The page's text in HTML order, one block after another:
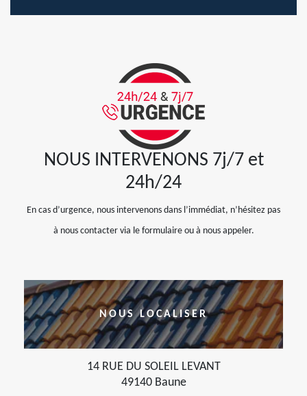
NOUS INTERVENONS 7j/7 et
24h/24
En cas d’urgence, nous intervenons dans l’immédiat, n’hésitez pas
à nous contacter via le formulaire ou à nous appeler.
NOUS LOCALISER
14 RUE DU SOLEIL LEVANT
49140 Baune